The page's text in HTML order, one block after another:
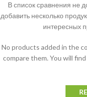
В список сравнения не
добавить несколько
интересных
No products added in the
compare them. You will